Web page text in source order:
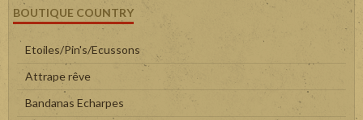
BOUTIQUE COUNTRY
Etoiles/Pin's/Ecussons
Attrape rêve
Bandanas Echarpes